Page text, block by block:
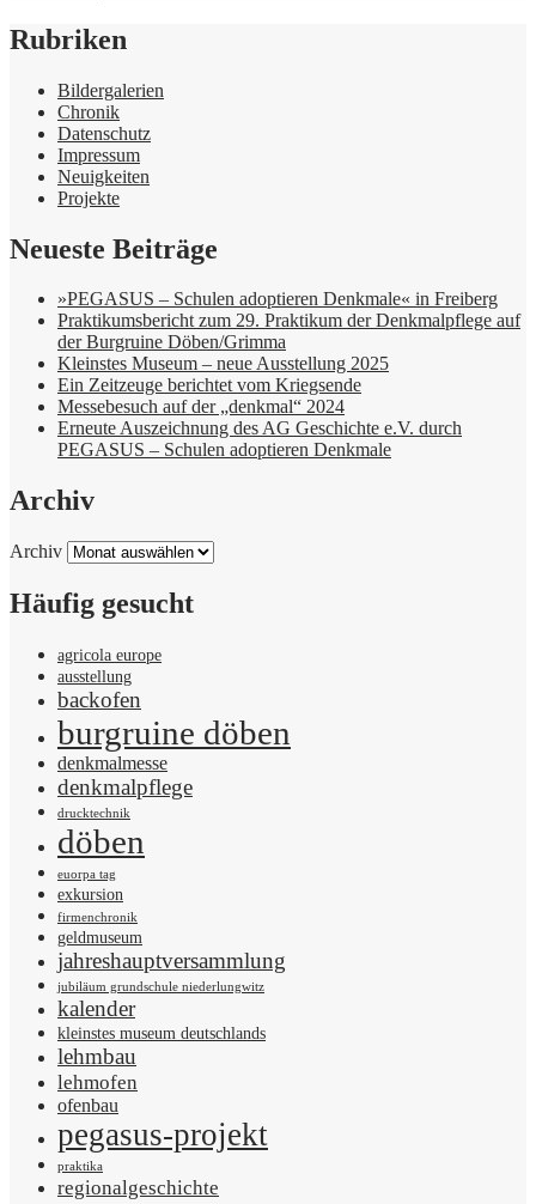
Rubriken
Bildergalerien
Chronik
Datenschutz
Impressum
Neuigkeiten
Projekte
Neueste Beiträge
»PEGASUS – Schulen adoptieren Denkmale« in Freiberg
Praktikumsbericht zum 29. Praktikum der Denkmalpflege auf
der Burgruine Döben/Grimma
Kleinstes Museum – neue Ausstellung 2025
Ein Zeitzeuge berichtet vom Kriegsende
Messebesuch auf der „denkmal“ 2024
Erneute Auszeichnung des AG Geschichte e.V. durch
PEGASUS – Schulen adoptieren Denkmale
Archiv
Archiv
Häufig gesucht
agricola europe
ausstellung
backofen
burgruine döben
denkmalmesse
denkmalpflege
drucktechnik
döben
euorpa tag
exkursion
firmenchronik
geldmuseum
jahreshauptversammlung
jubiläum grundschule niederlungwitz
kalender
kleinstes museum deutschlands
lehmbau
lehmofen
ofenbau
pegasus-projekt
praktika
regionalgeschichte